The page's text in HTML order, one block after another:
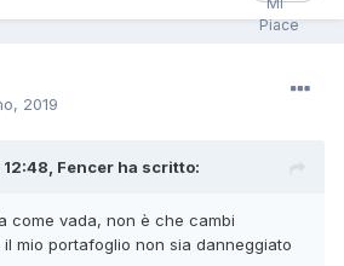
2019
Fencer ha scritto:
come vada, non è che cambi
mio portafoglio non sia danneggiato